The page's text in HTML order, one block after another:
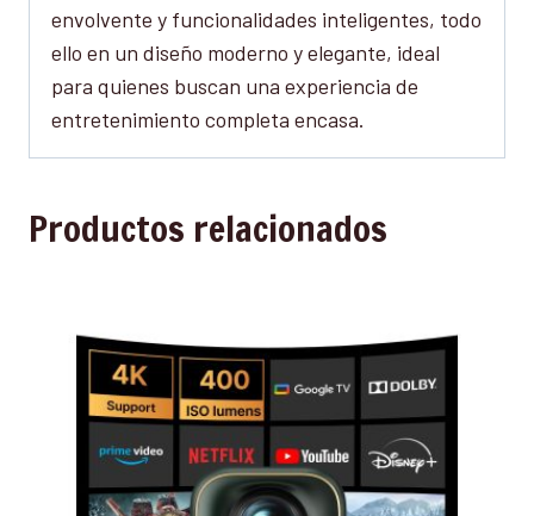
envolvente y funcionalidades inteligentes, todo
ello en un diseño moderno y elegante, ideal
para quienes buscan una experiencia de
entretenimiento completa encasa.
Productos relacionados